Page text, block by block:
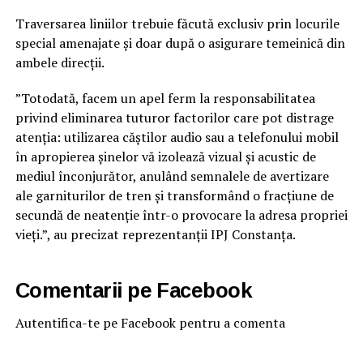
Traversarea liniilor trebuie făcută exclusiv prin locurile
special amenajate și doar după o asigurare temeinică din
ambele direcții.
”Totodată, facem un apel ferm la responsabilitatea
privind eliminarea tuturor factorilor care pot distrage
atenția: utilizarea căștilor audio sau a telefonului mobil
în apropierea șinelor vă izolează vizual și acustic de
mediul înconjurător, anulând semnalele de avertizare
ale garniturilor de tren și transformând o fracțiune de
secundă de neatenție într-o provocare la adresa propriei
vieți.”, au precizat reprezentanții IPJ Constanța.
Comentarii pe Facebook
Autentifica-te pe Facebook pentru a comenta